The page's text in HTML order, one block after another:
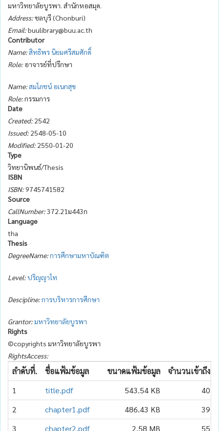
มหาวิทยาลัยบูรพา. สำนักหอสมุด.
Address:ชลบุรี (Chonburi)
Email:buulibrary@buu.ac.th
Contributor
Name:สิทธิพร นิยมศรีสมศักดิ์
Role: อาจารย์ที่ปรึกษา
Name:สมโภชน์ อเนกสุข
Role:กรรมการ
Date
Created: 2542
Issued: 2548-05-10
Modified: 2550-01-20
Type
วิทยานิพนธ์/Thesis
ISBN
ISBN:9745741582
Source
CallNumber:372.21ม443ก
Language
tha
Thesis
DegreeName:การศึกษามหาบัณฑิต
Level:ปริญญาโท
Descipline:การบริหารการศึกษา
Grantor:มหาวิทยาลัยบูรพา
Rights
©copyrights มหาวิทยาลัยบูรพา
RightsAccess:
ลำดับที่. ชื่อแฟ้มข้อมูล ขนาดแฟ้มข้อมูล จำนวนเข้าถึง
1
title.pdf 543.54 KB 40
2
chapter1.pdf 486.43 KB 39
3
chapter2.pdf 2.58 MB 55